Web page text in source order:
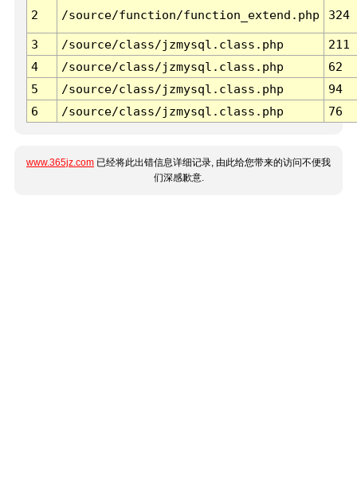
2 /source/function/function_extend.php 324
3 /source/class/jzmysql.class.php
211
4
/source/class/jzmysql.class.php
62
5
/source/class/jzmysql.class.php
94
6
/source/class/jzmysql.class.php 76
www.365jz.com 已经将此出错信息详细记录, 由此给您带来的访问不便我
们深感歉意.